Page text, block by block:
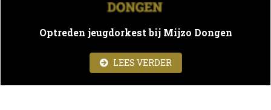
Optreden jeugdorkest bij Mijzo Dongen
LEES VERDERABOUT OPTREDEN